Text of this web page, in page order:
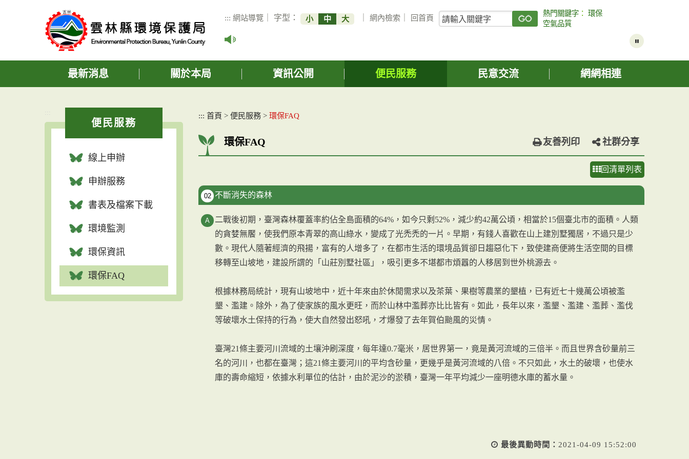
容
::: 網站導覽 ｜ 字型： 小 中 大 ｜網內檢索 回首頁
關
鍵
詢
熱門關鍵字 ：環保
空氣品質
最新消息 關於本局 資訊公開 便民服務 民意交流 網網相連
:::
便民服務
線上申辦
申辦服務
書表及檔案下載
環境監測
環保資訊
環保FAQ
::: 首頁 > 便民服務 > 環保FAQ
環保FAQ 友善列印 社群分享
回清單列表
02 不斷消失的森林
二戰後初期，臺灣森林覆蓋率約佔全島面積的64%，如今只剩52%，減少約42萬公頃，相當於15個臺北市的面積。人類
的貪婪無饜，使我們原本青翠的高山綠水，變成了光禿禿的一片。早期，有錢人喜歡在山上建別墅獨居，不過只是少
數。現代人隨著經濟的飛揚，富有的人增多了，在都市生活的環境品質卻日趨惡化下，致使建商便將生活空間的目標
移轉至山坡地，建設所謂的「山莊別墅社區」，吸引更多不堪都市煩囂的人移居到世外桃源去。
根據林務局統計，現有山坡地中，近十年來由於休閒需求以及茶葉、果樹等農業的墾植，已有近七十幾萬公頃被濫
墾、濫建。除外，為了使家族的風水更旺，而於山林中濫葬亦比比皆有。如此，長年以來，濫墾、濫建、濫葬、濫伐
等破壞水土保持的行為，使大自然發出怒吼，才爆發了去年賀伯颱風的災情。
臺灣21條主要河川流域的土壤沖刷深度，每年達0.7毫米，居世界第一，竟是黃河流域的三倍半。而且世界含砂量前三
名的河川，也都在臺灣；這21條主要河川的平均含砂量，更幾乎是黃河流域的八倍。不只如此，水土的破壞，也使水
庫的壽命縮短，依據水利單位的估計，由於泥沙的淤積，臺灣一年平均減少一座明德水庫的蓄水量。
最後異動時間： 2021-04-09 15:52:00